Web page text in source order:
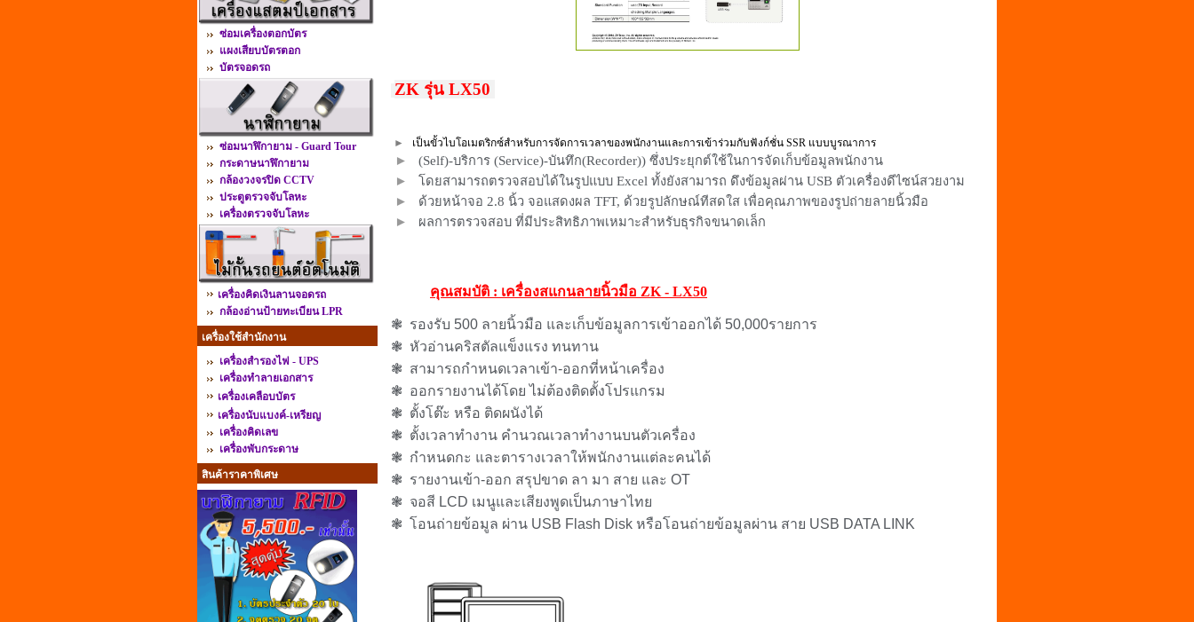
ซ่อมเครื่องตอกบัตร
แผงเสียบบัตรตอก
บัตรจอดรถ
ซ่อมนาฬิกายาม - Guard Tour
กระดาษนาฬิกายาม
กล้องวงจรปิด CCTV
ประตูตรวจจับโลหะ
เครื่องตรวจจับโลหะ
เครื่องคิดเงินลานจอดรถ
กล้องอ่านป้ายทะเบียน LPR
เครื่องใช้สำนักงาน
เครื่องสำรองไฟ - UPS
เครื่องทำลายเอกสาร
เครื่องเคลือบบัตร
เครื่องนับแบงค์-เหรียญ
เครื่องคิดเลข
เครื่องพับกระดาษ
สินค้าราคาพิเศษ
ZK รุ่น LX50
► เป็นขั้วไบโอเมตริกซ์สำหรับการจัดการเวลาของพนักงานและการเข้าร่วมกับฟังก์ชั่น SSR แบบบูรณาการ
►
(Self)-บริการ (Service)-บันทึก(Recorder)) ซึ่งประยุกต์ใช้ในการจัดเก็บข้อมูลพนักงาน
►
โดยสามารถตรวจสอบได้ในรูปแบบ Excel ทั้งยังสามารถ ดึงข้อมูลผ่าน USB ตัวเครื่องดีไซน์สวยงาม
►
ด้วยหน้าจอ 2.8 นิ้ว จอแสดงผล TFT, ด้วยรูปลักษณ์ทีสดใส เพื่อคุณภาพของรูปถ่ายลายนิ้วมือ
►
ผลการตรวจสอบ ที่มีประสิทธิภาพเหมาะสำหรับธุรกิจขนาดเล็ก
คุณสมบัติ : เครื่องสแกนลายนิ้วมือ ZK - LX50
❃ รองรับ 500 ลายนิ้วมือ และเก็บข้อมูลการเข้าออกได้ 50,000รายการ
❃ หัวอ่านคริสตัลแข็งแรง ทนทาน
❃ สามารถกำหนดเวลาเข้า-ออกที่หน้าเครื่อง
❃ ออกรายงานได้โดย ไม่ต้องติดตั้งโปรแกรม
❃ ตั้งโต๊ะ หรือ ติดผนังได้
❃ ตั้งเวลาทำงาน คำนวณเวลาทำงานบนตัวเครื่อง
❃ กำหนดกะ และตารางเวลาให้พนักงานแต่ละคนได้
❃ รายงานเข้า-ออก สรุปขาด ลา มา สาย และ OT
❃ จอสี LCD เมนูและเสียงพูดเป็นภาษาไทย
❃ โอนถ่ายข้อมูล ผ่าน USB Flash Disk หรือโอนถ่ายข้อมูลผ่าน สาย USB DATA LINK